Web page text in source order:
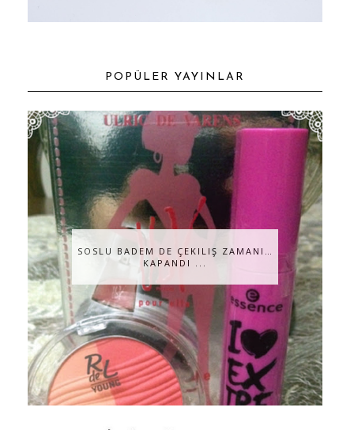
POPÜLER YAYINLAR
SOSLU BADEM DE ÇEKILIŞ ZAMANI…
KAPANDI ...